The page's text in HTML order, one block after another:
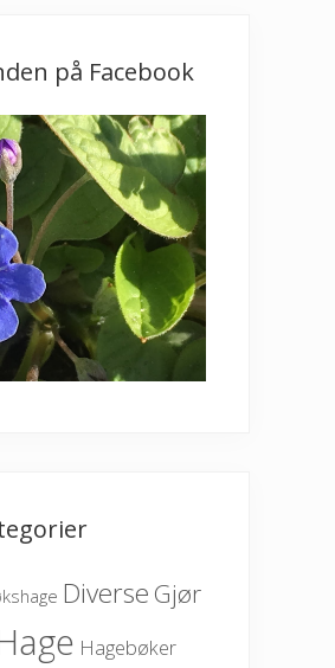
på Facebook
Diverse Gjør
Hagebøker